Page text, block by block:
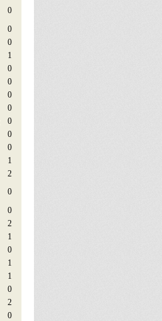
0
0
0
1
0
0
0
0
0
0
0
1
2
0
0
2
1
0
1
1
0
2
0